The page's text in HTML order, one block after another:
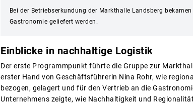
Bei der Betriebserkundung der Markthalle Landsberg
Gastronomie geliefert werden.
Einblicke in nachhaltige Logistik
Der erste Programmpunkt führte die Gruppe zur
erster Hand von Geschäftsführerin Nina Rohr, wie
bezogen, gelagert und für den Vertrieb an die
Unternehmens zeigte, wie Nachhaltigkeit und